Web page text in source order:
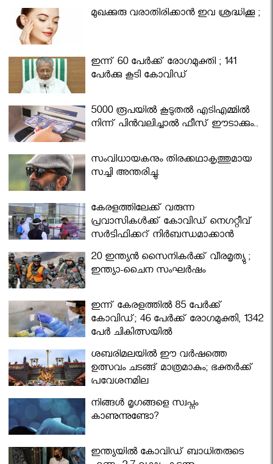
മുഖക്കുരു വരാതിരിക്കാന്‍ ഇവ ശ്രദ്ധിക്കൂ ;
ഇന്ന് 60 പേർക്ക് രോഗമുക്തി ; 141
പേര്‍ക്കു കൂടി കോവിഡ്
5000 രൂപയിൽ കൂടുതൽ എടിഎമ്മിൽ
നിന്ന് പിൻവലിച്ചാൽ ഫീസ് ഈടാക്കും..
സംവിധായകനും തിരക്കഥാകൃത്തുമായ
സച്ചി അന്തരിച്ചു.
കേരളത്തിലേക്ക് വരുന്ന
പ്രവാസികള്‍ക്ക് കോവിഡ് നെഗറ്റീവ്
സര്‍ട്ടിഫിക്കറ്റ് നിർബന്ധമാക്കാൻ
മന്ത്രിസഭ
20 ഇന്ത്യൻ സൈനികർക്ക് വീരമൃത്യു ;
ഇന്ത്യാ-ചൈന സംഘർഷം
ഇന്ന് കേരളത്തിൽ 85 പേർക്ക്
കോവിഡ്; 46 പേർക്ക് രോഗമുക്തി, 1342
പേർ ചികിത്സയിൽ
ശബരിമലയില്‍ ഈ വർഷത്തെ
ഉത്സവം ചടങ്ങ് മാത്രമാകും; ഭക്തർക്ക്
പ്രവേശനമില്ല
നിങ്ങള്‍ മൃഗങ്ങളെ സ്വപ്നം
കാണുന്നുണ്ടോ?
ഇന്ത്യയിൽ കോവിഡ് ബാധിതരുടെ